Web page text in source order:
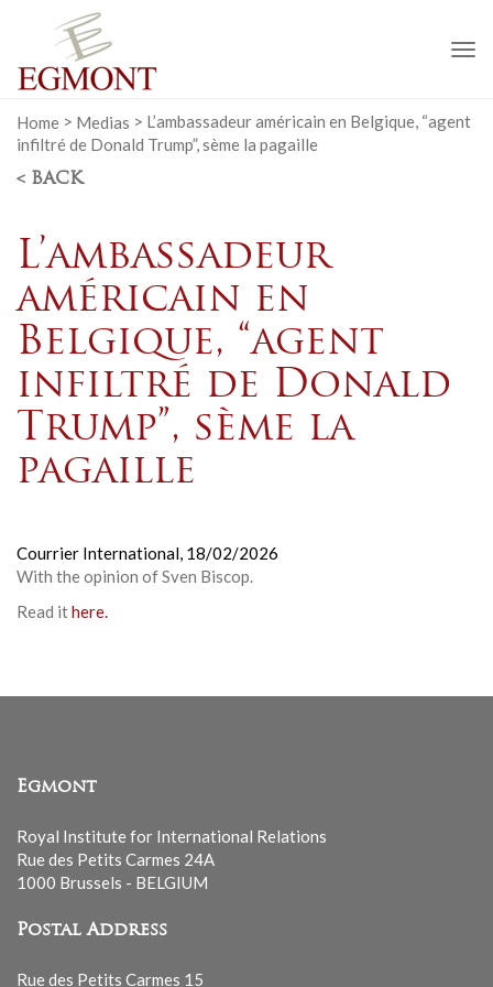
Home > Medias > L’ambassadeur américain en Belgique, “agent
infiltré de Donald Trump”, sème la pagaille
< BACK
L’ambassadeur
américain en
Belgique, “agent
infiltré de Donald
Trump”, sème la
pagaille
Courrier International, 18/02/2026
With the opinion of Sven Biscop.
Read ithere.
Egmont
Royal Institute for International Relations
Rue des Petits Carmes 24A
1000 Brussels - BELGIUM
Postal Address
Rue des Petits Carmes 15